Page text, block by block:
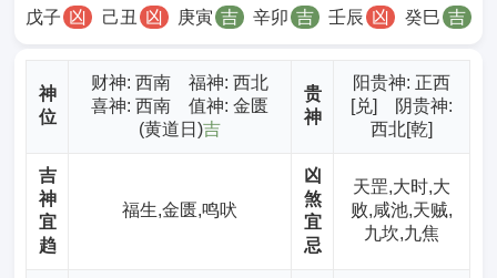
戊子 凶 己丑 凶 庚寅 吉 辛卯 吉 壬辰 凶 癸巳 吉
神
位
财神: 西南 福神: 西北
喜神: 西南 值神: 金匮
(黄道日)吉
贵
神
阳贵神: 正西
[兑] 阴贵神:
西北[乾]
吉
神
宜
趋
福生,金匮,鸣吠
凶
煞
宜
忌
天罡,大时,大
败,咸池,天贼,
九坎,九焦